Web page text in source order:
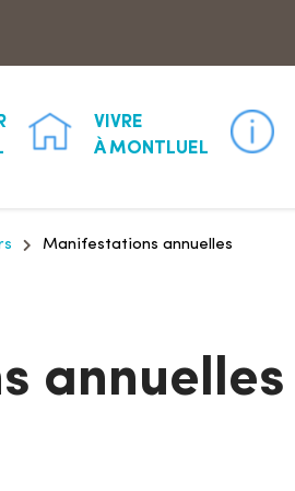
VIVRE
À MONTLUEL
Manifestations annuelles
annuelles